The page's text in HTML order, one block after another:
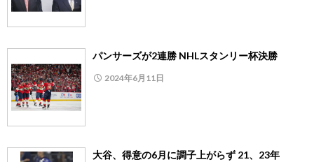
パンサーズが2連勝 NHLスタンリー杯決勝
2024年6月11日
大谷、得意の6月に調子上がらず 21、23年